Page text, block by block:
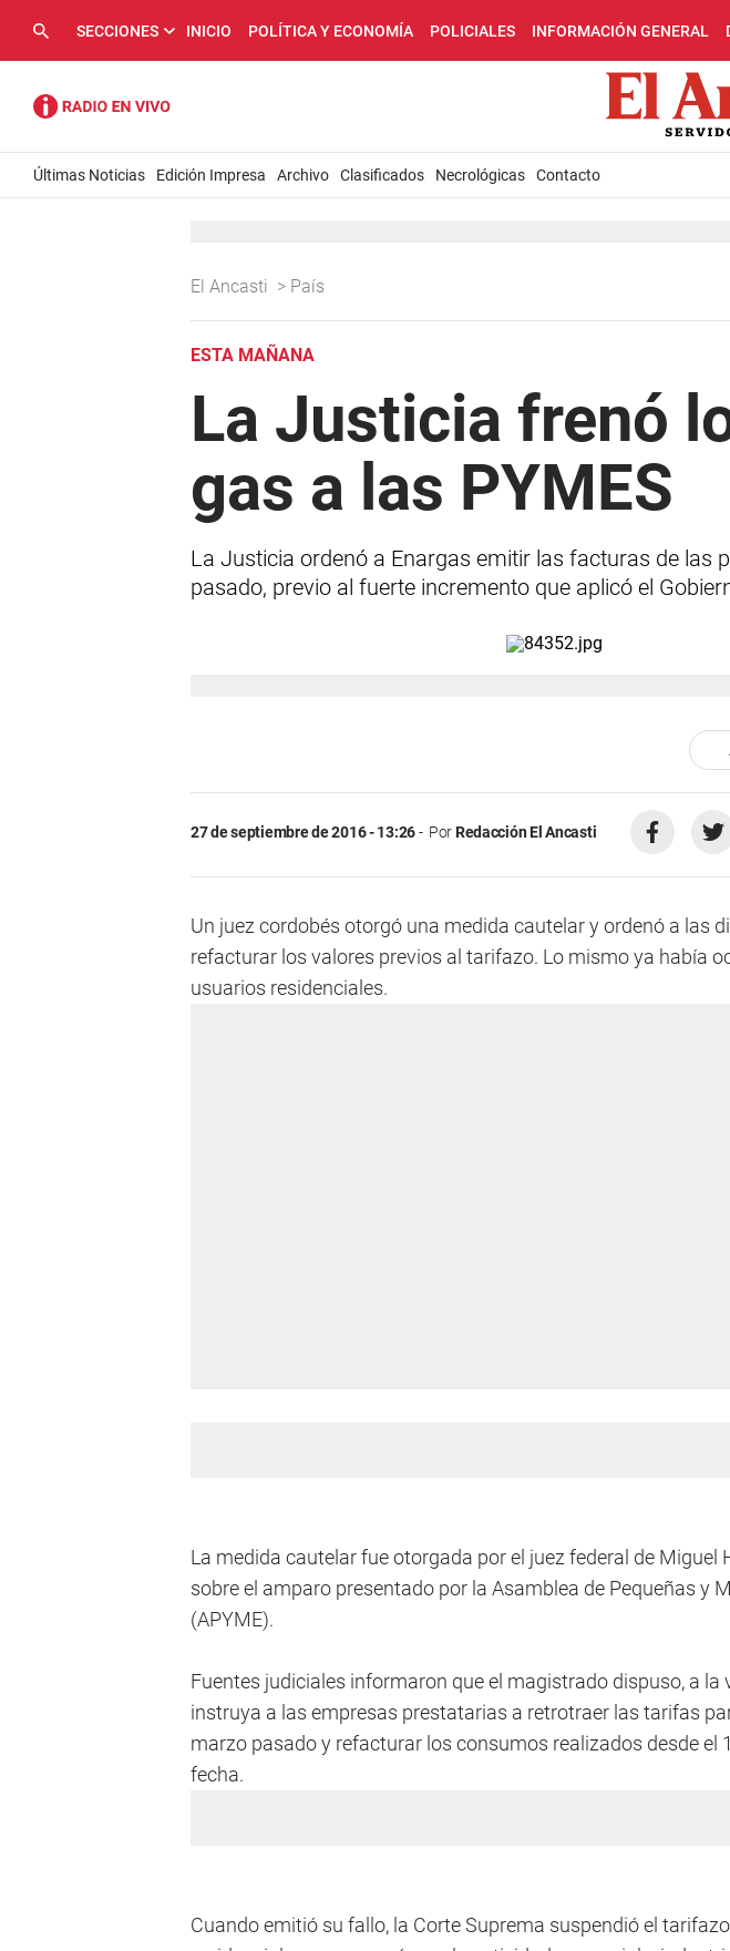
SECCIONES INICIO POLÍTICA Y ECONOMÍA POLICIALES INFORMACIÓN GENERAL
Últimas Noticias Edición Impresa Archivo Clasificados Necrológicas Contacto
El Ancasti > País
ESTA MAÑANA
La Justicia frenó
gas a las PYMES
La Justicia ordenó a Enargas emitir las facturas de las
pasado, previo al fuerte incremento que aplicó el
27 de septiembre de 2016 - 13:26 PorRedacción El Ancasti
Un juez cordobés otorgó una medida cautelar y ordenó a las
refacturar los valores previos al tarifazo. Lo mismo ya había
usuarios residenciales.
La medida cautelar fue otorgada por el juez federal de Miguel
sobre el amparo presentado por la Asamblea de Pequeñas y
(APYME).
Fuentes judiciales informaron que el magistrado dispuso, a la
instruya a las empresas prestatarias a retrotraer las tarifas
marzo pasado y refacturar los consumos realizados desde el
fecha.
Cuando emitió su fallo, la Corte Suprema suspendió el